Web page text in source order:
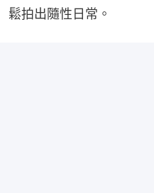
鬆拍出隨性日常。